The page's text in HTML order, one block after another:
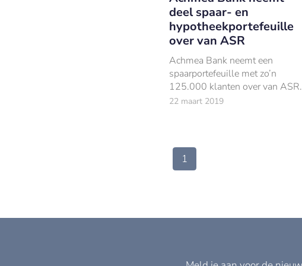
deel spaar- en
hypotheekportefeuille
over van ASR
Achmea Bank neemt een
spaarportefeuille met zo’n
125.000 klanten over van ASR,
met een spaarvolume van €1,7
22 maart 2019
1